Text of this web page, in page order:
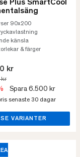
Plus SmartCool
90x200
känsla
& färger
kr
Spara 6.500 kr
senaste 30 dagar
SE VARIANTER